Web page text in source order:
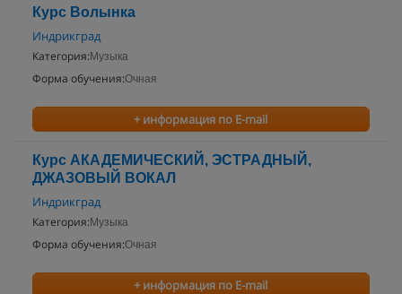
Курс Волынка
Индрикград
Категория: Музыка
Форма обучения:Очная
+ информация по E-mail
Курс АКАДЕМИЧЕСКИЙ, ЭСТРАДНЫЙ,
ДЖАЗОВЫЙ ВОКАЛ
Индрикград
Категория: Музыка
Форма обучения:Очная
+ информация по E-mail